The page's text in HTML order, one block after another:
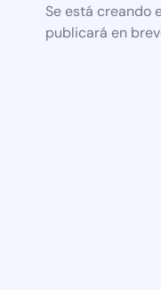
Se está creando
publicará en